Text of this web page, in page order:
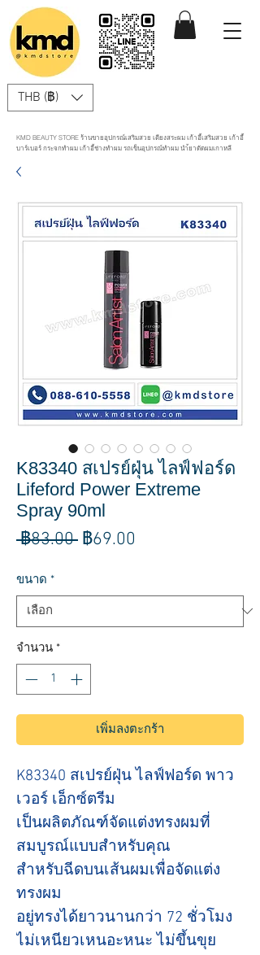
THB (฿)
KMD BEAUTY STORE ร้านขายอุปกรณ์เสริมสวย เตียงสระผม เก้าอี้เสริมสวย เก้าอี้
บาร์เบอร์ กระจกทำผม เก้าอี้ช่างทำผม รถเข็นอุปกรณ์ทำผม นำ้ยาดัดผมเกาหลี
K83340 สเปรย์ฝุ่น ไลฟ์ฟอร์ด
Lifeford Power Extreme
Spray 90ml
฿83.00 ราคา
฿69.00
ขนาด *
จำนวน *
เพิ่มลงตะกร้า
K83340 สเปรย์ฝุ่น ไลฟ์ฟอร์ด พาว
เวอร์ เอ็กซ์ตรีม
เป็นผลิตภัณฑ์จัดแต่งทรงผมที่
สมบูรณ์แบบสำหรับคุณ
สำหรับฉีดบนเส้นผมเพื่อจัดแต่ง
ทรงผม
อยู่ทรงได้ยาวนานกว่า 72 ชั่วโมง
ไม่เหนียวเหนอะหนะ ไม่ขึ้นขุย